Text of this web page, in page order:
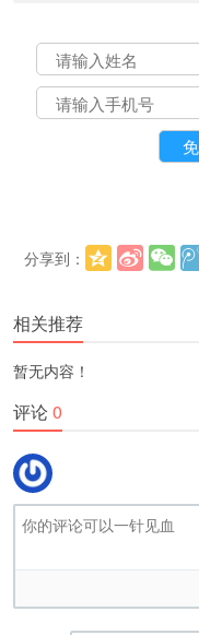
分享到：
相关推荐
暂无内容！
评论0